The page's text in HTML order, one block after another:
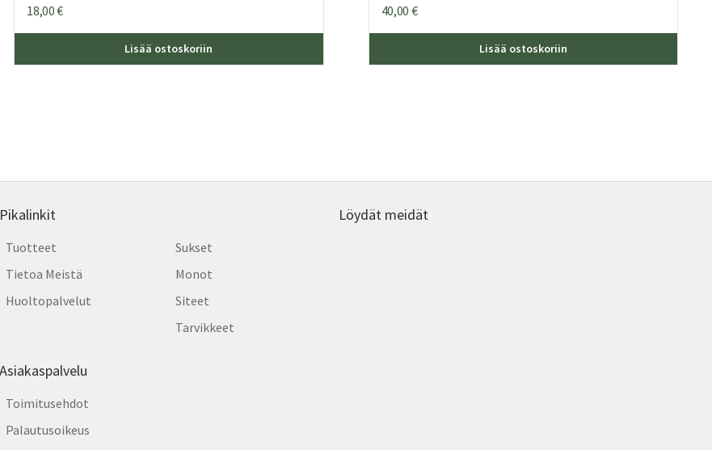
18,00€
Lisää ostoskoriin
40,00 €
Lisää ostoskoriin
Pikalinkit
Tuotteet
Tietoa Meistä
Huoltopalvelut
Sukset
Monot
Siteet
Tarvikkeet
Asiakaspalvelu
Toimitusehdot
Palautusoikeus
Löydät meidät